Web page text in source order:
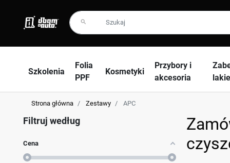
search
Szkolenia
Folia
PPF
Kosmetyki
Przybory i
akcesoria
Strona główna Zestawy APC
Filtruj według
Cena